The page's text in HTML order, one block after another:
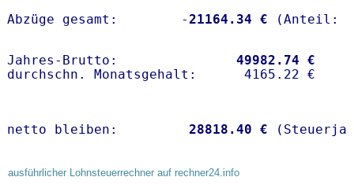
Abzüge gesamt:        -21164.34 €
Jahres-Brutto: 49982.74 €
netto bleiben: 28818.40 €
ausführlicher Lohnsteuerrechner auf rechner24.info